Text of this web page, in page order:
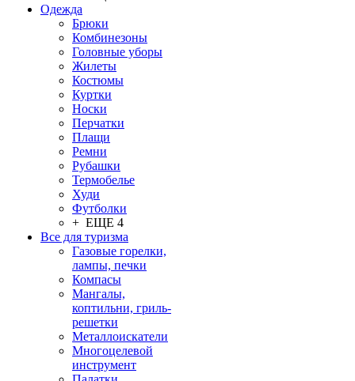
Одежда
Брюки
Комбинезоны
Головные уборы
Жилеты
Костюмы
Куртки
Носки
Перчатки
Плащи
Ремни
Рубашки
Термобелье
Худи
Футболки
+ ЕЩЕ 4
Все для туризма
Газовые горелки,
лампы, печки
Компасы
Мангалы,
коптильни, гриль-
решетки
Металлоискатели
Многоцелевой
инструмент